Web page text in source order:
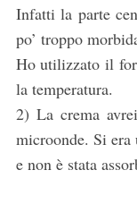
Infatti la parte
po’ troppo
Ho utilizzato il
la temperatura.
2) La crema
microonde. Si era
e non è stata